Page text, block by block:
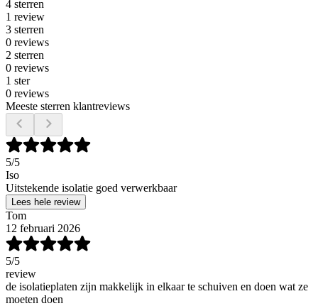
4 sterren
1 review
3 sterren
0 reviews
2 sterren
0 reviews
1 ster
0 reviews
Meeste sterren klantreviews
5/5
Iso
Uitstekende isolatie goed verwerkbaar
Lees hele review
Tom
12 februari 2026
5/5
review
de isolatieplaten zijn makkelijk in elkaar te schuiven en doen wat ze
moeten doen